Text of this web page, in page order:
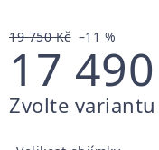
19 750 Kč –11 %
17
Měrná
Zvolte variantu